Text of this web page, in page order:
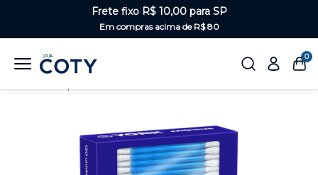
Frete fixo R$ 10,00 para SP
Em compras acima de R$ 80
0